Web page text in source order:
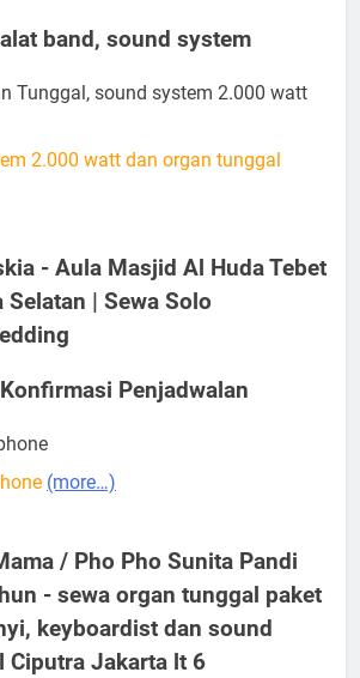
band, sound system
Tunggal, sound system 2.000 watt
2.000 watt dan organ tunggal
- Aula Masjid Al Huda Tebet
| Sewa Solo
Penjadwalan
(more…)
/ Pho Pho Sunita Pandi
- sewa organ tunggal paket
keyboardist dan sound
Ciputra Jakarta lt 6